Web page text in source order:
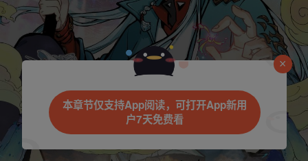
本章节仅支持App阅读，可打开App新用
户7天免费看
是否前往腾漫App继续阅读
立即前往